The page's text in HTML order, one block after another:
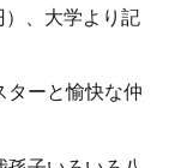
、大学より記
ターと愉快な仲